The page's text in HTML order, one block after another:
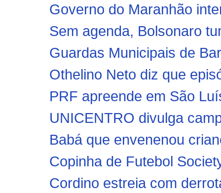
Governo do Maranhão
Sem agenda, Bolsonaro
Guardas Municipais de
Othelino Neto diz que
PRF apreende em São
UNICENTRO divulga
Babá que envenenou
Copinha de Futebol
Cordino estreia com